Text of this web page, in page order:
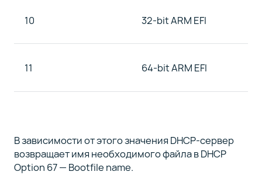
10 32-bit ARM EFI
11 64-bit ARM EFI
В зависимости от этого значения DHCP-сервер
возвращает имя необходимого файла в DHCP
Option 67 — Bootfile name.